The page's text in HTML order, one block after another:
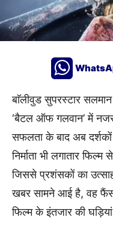
बाॅलीवुड सुपरस्टार
‘बैटल ऑफ गलवान’ में
सफलता के बाद अब दर्शकों
निर्माता भी लगातार
जिससे प्रशंसकों का
खबर सामने आई है, वह फैंस
फिल्म के इंतजार की